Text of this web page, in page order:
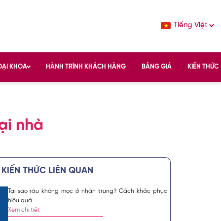
Tiếng Việt
KHOA HÀNH TRÌNH KHÁCH HÀNG BẢNG GIÁ KIẾN THỨC
nhà
gia da
THỨC LIÊN QUAN
Tại sao râu không mọc ở nhân trung? Cách khắc phục
hiệu quả
Xem chi tiết